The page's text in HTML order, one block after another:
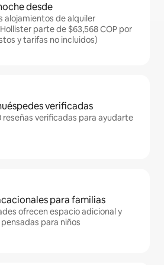
desde
alojamientos de alquiler
parte de $63,568 COP por
y tarifas no incluidos)
verificadas
reseñas verificadas para ayudarte
para familias
ofrecen espacio adicional y
para niños